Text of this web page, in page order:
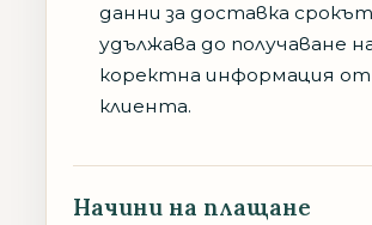
данни за доставка
удължава до получаване
коректна информация от
клиента.
Начини на плащане